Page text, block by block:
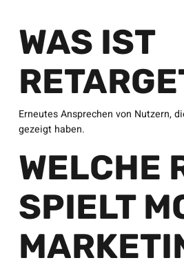
WAS IST
Erneutes Ansprechen von Nutzern,
gezeigt haben.
WELCHE
SPIELT